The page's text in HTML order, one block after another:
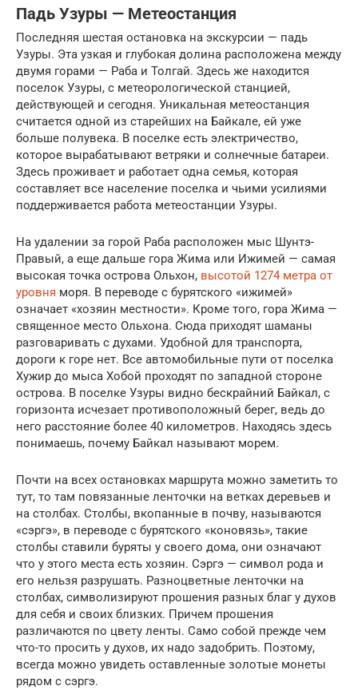
Падь Узуры — Метеостанция
Последняя шестая остановка на экскурсии — падь
Узуры. Эта узкая и глубокая долина расположена между
двумя горами — Раба и Толгай. Здесь же находится
поселок Узуры, с метеорологической станцией,
действующей и сегодня. Уникальная метеостанция
считается одной из старейших на Байкале, ей уже
больше полувека. В поселке есть электричество,
которое вырабатывают ветряки и солнечные батареи.
Здесь проживает и работает одна семья, которая
составляет все население поселка и чьими усилиями
поддерживается работа метеостанции Узуры.
На удалении за горой Раба расположен мыс Шунтэ-
Правый, а еще дальше гора Жима или Ижимей — самая
высокая точка острова Ольхон, высотой 1274 метра от
уровня моря. В переводе с бурятского «ижимей»
означает «хозяин местности». Кроме того, гора Жима —
священное место Ольхона. Сюда приходят шаманы
разговаривать с духами. Удобной для транспорта,
дороги к горе нет. Все автомобильные пути от поселка
Хужир до мыса Хобой проходят по западной стороне
острова. В поселке Узуры видно бескрайний Байкал, с
горизонта исчезает противоположный берег, ведь до
него расстояние более 40 километров. Находясь здесь
понимаешь, почему Байкал называют морем.
Почти на всех остановках маршрута можно заметить то
тут, то там повязанные ленточки на ветках деревьев и
на столбах. Столбы, вкопанные в почву, называются
«сэргэ», в переводе с бурятского «коновязь», такие
столбы ставили буряты у своего дома, они означают
что у этого места есть хозяин. Сэргэ — символ рода и
его нельзя разрушать. Разноцветные ленточки на
столбах, символизируют прошения разных благ у духов
для себя и своих близких. Причем прошения
различаются по цвету ленты. Само собой прежде чем
что-то просить у духов, их надо задобрить. Поэтому,
всегда можно увидеть оставленные золотые монеты
рядом с сэргэ.